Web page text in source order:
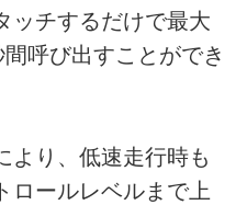
ッチするだけで最大
呼び出すことができ
より、低速走行時も
ロールレベルまで上